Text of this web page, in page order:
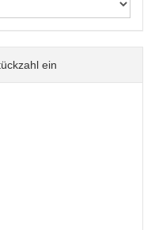
ein